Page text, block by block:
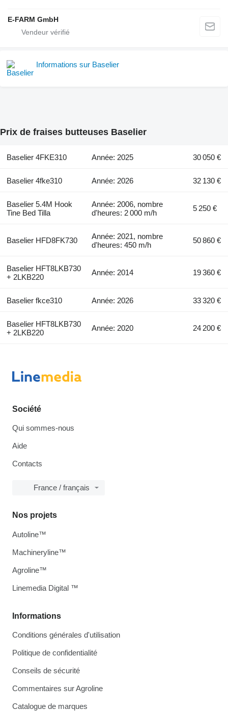
E-FARM GmbH
Informations sur Baselier
Prix de fraises butteuses Baselier
Baselier 4FKE310 Année: 2025 30 050 €
Baselier 4fke310 Année: 2026 32 130 €
Baselier 5.4M Hook
Tine Bed Tilla
Année: 2006, nombre
d'heures: 2 000 m/h
5 250 €
Baselier HFD8FK730
Année: 2021, nombre
d'heures: 450 m/h
50 860 €
Baselier HFT8LKB730
+ 2LKB220
Année: 2014 19 360 €
Baselier fkce310 Année: 2026 33 320 €
Baselier HFT8LKB730
+ 2LKB220
Année: 2020 24 200 €
Société
Qui sommes-nous
Aide
Contacts
France / français
Informations
Conditions générales d'utilisation
Politique de confidentialité
Conseils de sécurité
Commentaires sur Agroline
Catalogue de marques
Nos projets
Autoline™
Machineryline™
Agroline™
Linemedia Digital ™